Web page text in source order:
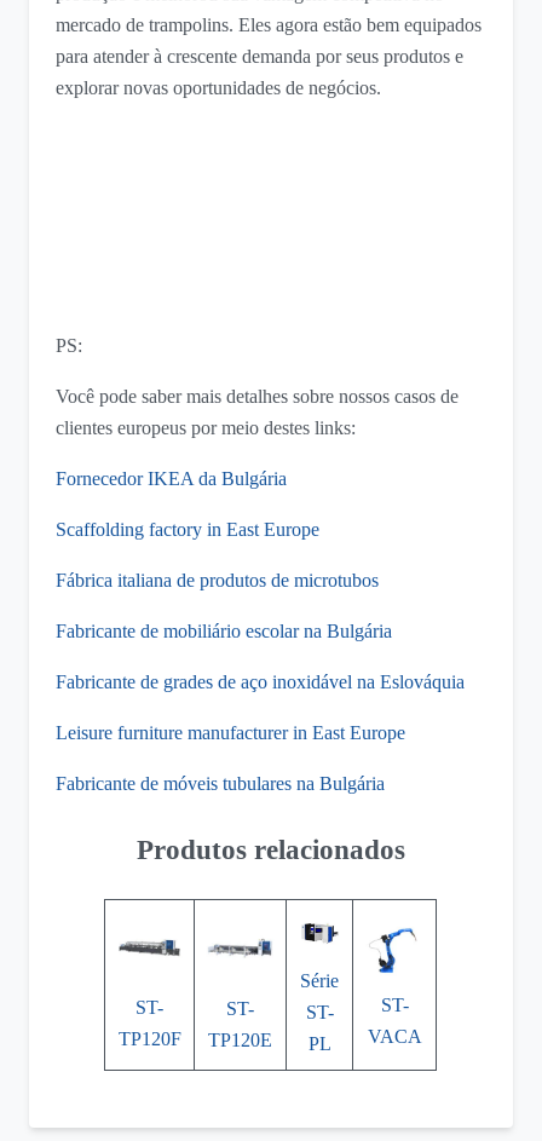
mercado de trampolins. Eles agora estão bem equipados
para atender à crescente demanda por seus produtos e
explorar novas oportunidades de negócios.
PS:
Você pode saber mais detalhes sobre nossos casos de
clientes europeus por meio destes links:
Fornecedor IKEA da Bulgária
Scaffolding factory in East Europe
Fábrica italiana de produtos de microtubos
Fabricante de mobiliário escolar na Bulgária
Fabricante de grades de aço inoxidável na Eslováquia
Leisure furniture manufacturer in East Europe
Fabricante de móveis tubulares na Bulgária
Produtos relacionados
ST-
TP120F
ST-
TP120E
Série
ST-
PL
ST-
VACA